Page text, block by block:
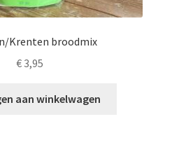
Krenten broodmix
€3,95
aan winkelwagen